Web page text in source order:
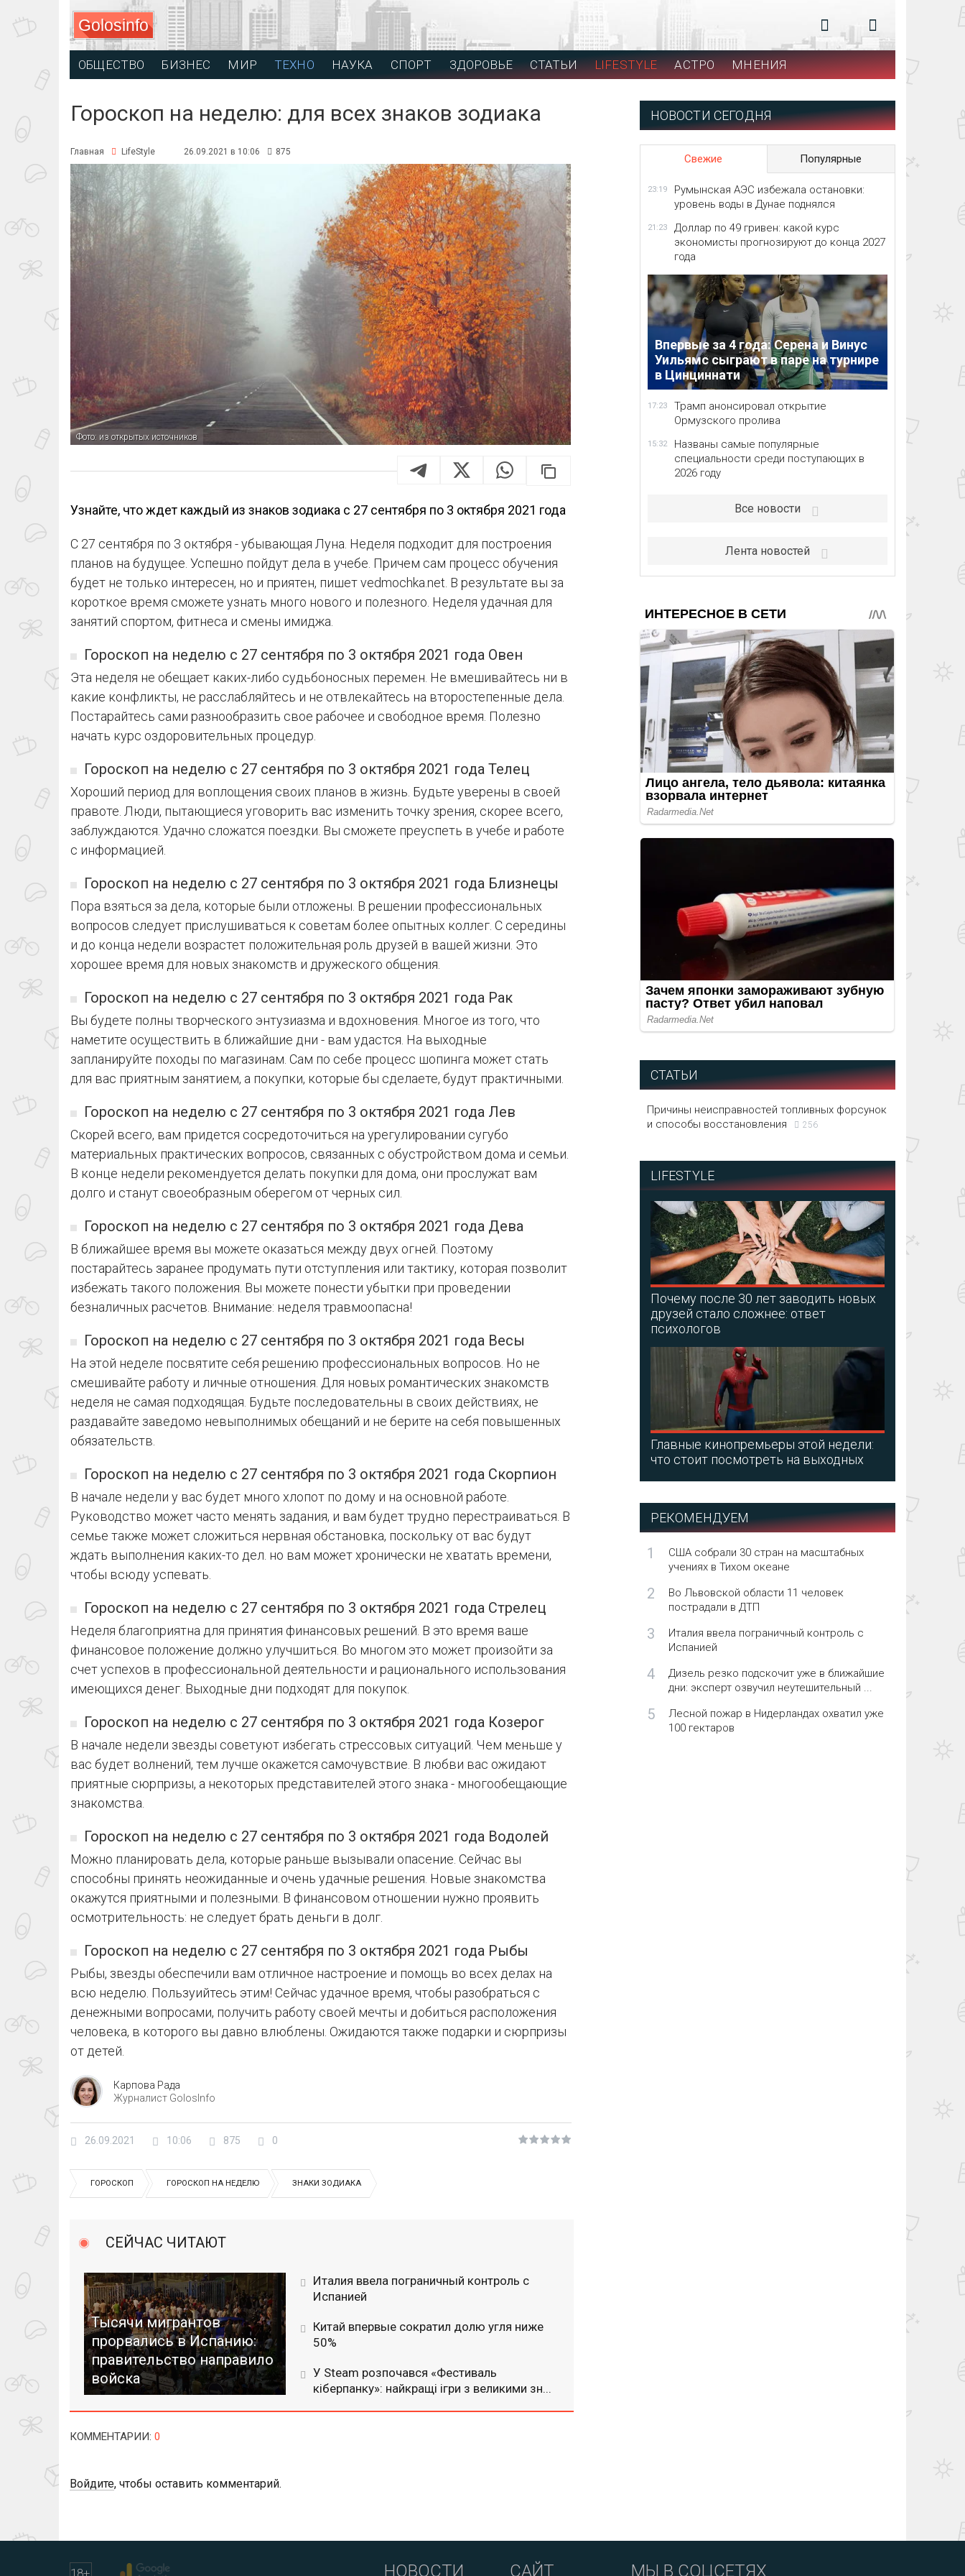
Golosinfo
ОБЩЕСТВО БИЗНЕС МИР ТЕХНО НАУКА СПОРТ ЗДОРОВЬЕ СТАТЬИ LIFESTYLE АСТРО МНЕНИЯ
Гороскоп на неделю: для всех знаков зодиака
Главная LifeStyle 26.09.2021 в 10:06 875
Фото: из открытых источников
Узнайте, что ждет каждый из знаков зодиака с 27 сентября по 3 октября 2021 года
С 27 сентября по 3 октября - убывающая Луна. Неделя подходит для построения
планов на будущее. Успешно пойдут дела в учебе. Причем сам процесс обучения
будет не только интересен, но и приятен, пишет vedmochka.net. В результате вы за
короткое время сможете узнать много нового и полезного. Неделя удачная для
занятий спортом, фитнеса и смены имиджа.
Гороскоп на неделю с 27 сентября по 3 октября 2021 года Овен
Эта неделя не обещает каких-либо судьбоносных перемен. Не вмешивайтесь ни в
какие конфликты, не расслабляйтесь и не отвлекайтесь на второстепенные дела.
Постарайтесь сами разнообразить свое рабочее и свободное время. Полезно
начать курс оздоровительных процедур.
Гороскоп на неделю с 27 сентября по 3 октября 2021 года Телец
Хороший период для воплощения своих планов в жизнь. Будьте уверены в своей
правоте. Люди, пытающиеся уговорить вас изменить точку зрения, скорее всего,
заблуждаются. Удачно сложатся поездки. Вы сможете преуспеть в учебе и работе
с информацией.
Гороскоп на неделю с 27 сентября по 3 октября 2021 года Близнецы
Пора взяться за дела, которые были отложены. В решении профессиональных
вопросов следует прислушиваться к советам более опытных коллег. С середины
и до конца недели возрастет положительная роль друзей в вашей жизни. Это
хорошее время для новых знакомств и дружеского общения.
Гороскоп на неделю с 27 сентября по 3 октября 2021 года Рак
Вы будете полны творческого энтузиазма и вдохновения. Многое из того, что
наметите осуществить в ближайшие дни - вам удастся. На выходные
запланируйте походы по магазинам. Сам по себе процесс шопинга может стать
для вас приятным занятием, а покупки, которые бы сделаете, будут практичными.
Гороскоп на неделю с 27 сентября по 3 октября 2021 года Лев
Скорей всего, вам придется сосредоточиться на урегулировании сугубо
материальных практических вопросов, связанных с обустройством дома и семьи.
В конце недели рекомендуется делать покупки для дома, они прослужат вам
долго и станут своеобразным оберегом от черных сил.
Гороскоп на неделю с 27 сентября по 3 октября 2021 года Дева
В ближайшее время вы можете оказаться между двух огней. Поэтому
постарайтесь заранее продумать пути отступления или тактику, которая позволит
избежать такого положения. Вы можете понести убытки при проведении
безналичных расчетов. Внимание: неделя травмоопасна!
Гороскоп на неделю с 27 сентября по 3 октября 2021 года Весы
На этой неделе посвятите себя решению профессиональных вопросов. Но не
смешивайте работу и личные отношения. Для новых романтических знакомств
неделя не самая подходящая. Будьте последовательны в своих действиях, не
раздавайте заведомо невыполнимых обещаний и не берите на себя повышенных
обязательств.
Гороскоп на неделю с 27 сентября по 3 октября 2021 года Скорпион
В начале недели у вас будет много хлопот по дому и на основной работе.
Руководство может часто менять задания, и вам будет трудно перестраиваться. В
семье также может сложиться нервная обстановка, поскольку от вас будут
ждать выполнения каких-то дел. но вам может хронически не хватать времени,
чтобы всюду успевать.
Гороскоп на неделю с 27 сентября по 3 октября 2021 года Стрелец
Неделя благоприятна для принятия финансовых решений. В это время ваше
финансовое положение должно улучшиться. Во многом это может произойти за
счет успехов в профессиональной деятельности и рационального использования
имеющихся денег. Выходные дни подходят для покупок.
Гороскоп на неделю с 27 сентября по 3 октября 2021 года Козерог
В начале недели звезды советуют избегать стрессовых ситуаций. Чем меньше у
вас будет волнений, тем лучше окажется самочувствие. В любви вас ожидают
приятные сюрпризы, а некоторых представителей этого знака - многообещающие
знакомства.
Гороскоп на неделю с 27 сентября по 3 октября 2021 года Водолей
Можно планировать дела, которые раньше вызывали опасение. Сейчас вы
способны принять неожиданные и очень удачные решения. Новые знакомства
окажутся приятными и полезными. В финансовом отношении нужно проявить
осмотрительность: не следует брать деньги в долг.
Гороскоп на неделю с 27 сентября по 3 октября 2021 года Рыбы
Рыбы, звезды обеспечили вам отличное настроение и помощь во всех делах на
всю неделю. Пользуийтесь этим! Сейчас удачное время, чтобы разобраться с
денежными вопросами, получить работу своей мечты и добиться расположения
человека, в которого вы давно влюблены. Ожидаются также подарки и сюрпризы
от детей.
Карпова Рада
Журналист GolosInfo
26.09.2021 10:06 875 0
ГОРОСКОП ГОРОСКОП НА НЕДЕЛЮ ЗНАКИ ЗОДИАКА
СЕЙЧАС ЧИТАЮТ
Тысячи мигрантов
прорвались в Испанию:
правительство направило
войска
Италия ввела пограничный контроль с
Испанией
Китай впервые сократил долю угля ниже
50%
У Steam розпочався «Фестиваль
кіберпанку»: найкращі ігри з великими зн...
КОММЕНТАРИИ: 0
Войдите, чтобы оставить комментарий.
НОВОСТИ СЕГОДНЯ
Свежие Популярные
23:19
Румынская АЭС избежала остановки:
уровень воды в Дунае поднялся
21:23
Доллар по 49 гривен: какой курс
экономисты прогнозируют до конца 2027
года
Впервые за 4 года: Серена и Винус
Уильямс сыграют в паре на турнире
в Цинциннати
17:23
Трамп анонсировал открытие
Ормузского пролива
15:32
Названы самые популярные
специальности среди поступающих в
2026 году
Все новости
Лента новостей
СТАТЬИ
Причины неисправностей топливных форсунок
и способы восстановления
256
LIFESTYLE
Почему после 30 лет заводить новых
друзей стало сложнее: ответ
психологов
Главные кинопремьеры этой недели:
что стоит посмотреть на выходных
РЕКОМЕНДУЕМ
1
США собрали 30 стран на масштабных
учениях в Тихом океане
2
Во Львовской области 11 человек
пострадали в ДТП
3
Италия ввела пограничный контроль с
Испанией
4
Дизель резко подскочит уже в ближайшие
дни: эксперт озвучил неутешительный ...
5
Лесной пожар в Нидерландах охватил уже
100 гектаров
18+ НОВОСТИ САЙТ МЫ В СОЦСЕТЯХ